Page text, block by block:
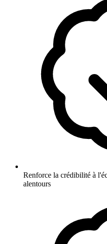
Renforce la crédibilité à
alentours